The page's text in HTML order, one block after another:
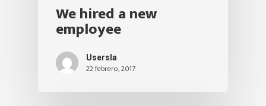
We hired a new
employee
Usersla
22 febrero, 2017